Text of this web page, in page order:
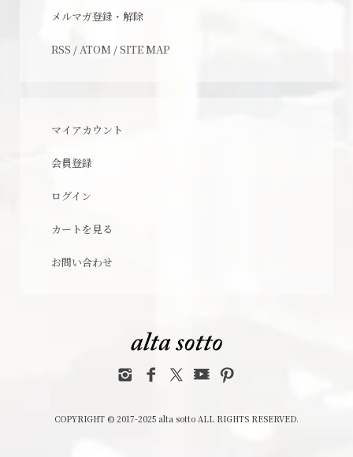
メルマガ登録・解除
RSS /ATOM /SITE MAP
マイアカウント
会員登録
ログイン
カートを見る
お問い合わせ
COPYRIGHT © 2017-2025 alta sotto ALL RIGHTS RESERVED.